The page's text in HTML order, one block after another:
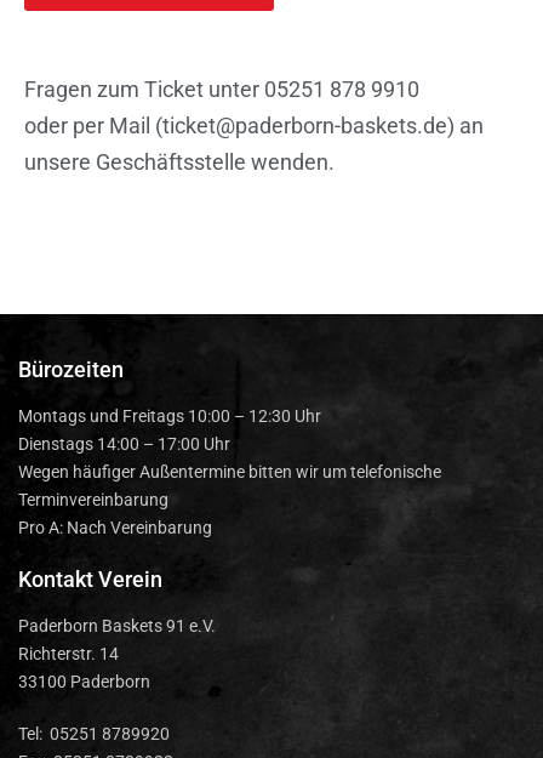
Fragen zum Ticket unter 05251 878 9910
oder per Mail (ticket@paderborn-baskets.de) an
unsere Geschäftsstelle wenden.
Bürozeiten
Montags und Freitags 10:00 – 12:30 Uhr
Dienstags 14:00 – 17:00 Uhr
Wegen häufiger Außentermine bitten wir um telefonische
Terminvereinbarung
Pro A: Nach Vereinbarung
Kontakt Verein
Paderborn Baskets 91 e.V.
Richterstr. 14
33100 Paderborn
Tel: 05251 8789920